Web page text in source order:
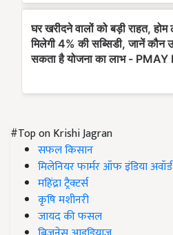
#Top on Krishi Jagran
सफल किसान
मिलेनियर फार्मर ऑफ इंडिया अवॉर्ड
महिंद्रा ट्रैक्टर्स
कृषि मशीनरी
जायद की फसल